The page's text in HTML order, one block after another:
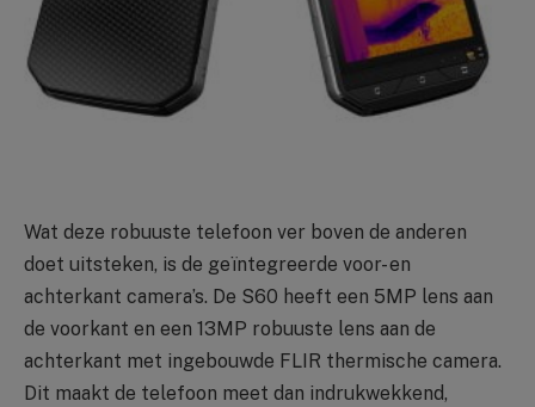
Wat deze robuuste telefoon ver boven de anderen
doet uitsteken, is de geïntegreerde voor- en
achterkant camera’s. De S60 heeft een 5MP lens aan
de voorkant en een 13MP robuuste lens aan de
achterkant met ingebouwde FLIR thermische camera.
Dit maakt de telefoon meet dan indrukwekkend,